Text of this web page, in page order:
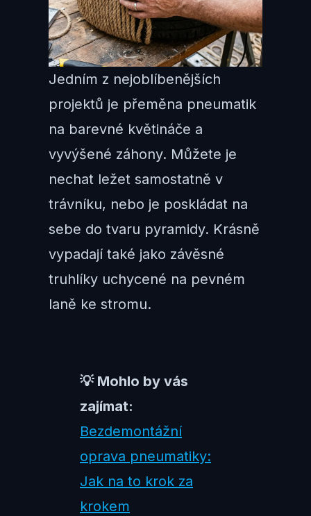
Jedním z nejoblíbenějších
projektů je přeměna pneumatik
na barevné květináče a
vyvýšené záhony. Můžete je
nechat ležet samostatně v
trávníku, nebo je poskládat na
sebe do tvaru pyramidy. Krásně
vypadají také jako závěsné
truhlíky uchycené na pevném
laně ke stromu.
💡 Mohlo by vás
zajímat:
Bezdemontážní
oprava pneumatiky:
Jak na to krok za
krokem